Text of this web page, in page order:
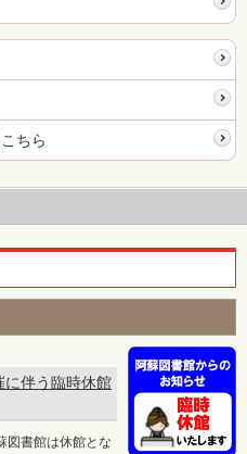
ちら
に伴う臨時休館
図書館は休館とな